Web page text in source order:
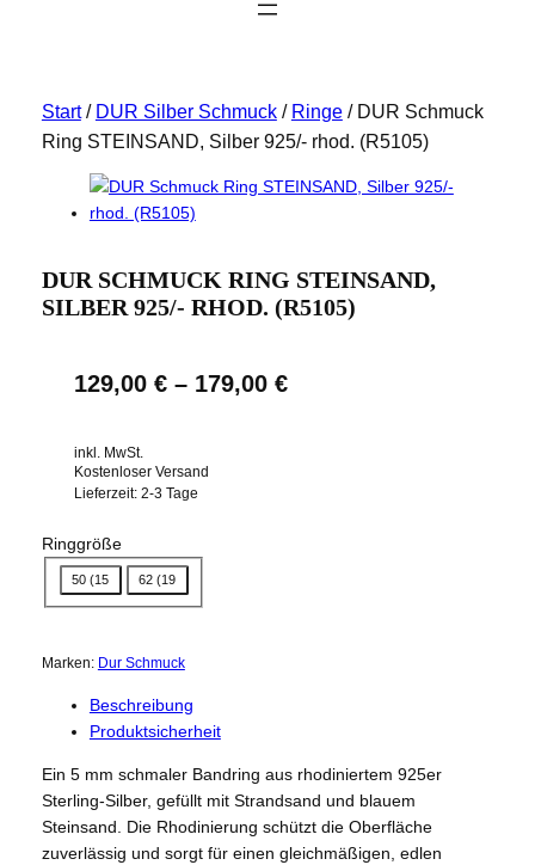
Start/ DUR Silber Schmuck/ Ringe/ DUR Schmuck
Ring STEINSAND, Silber 925/- rhod. (R5105)
DUR SCHMUCK RING STEINSAND,
SILBER 925/- RHOD. (R5105)
129,00 €– 179,00 €
inkl. MwSt.
Kostenloser Versand
Lieferzeit: 2-3 Tage
Ringgröße
50 (15 62 (19
Marken: Dur Schmuck
Beschreibung
Produktsicherheit
Ein 5 mm schmaler Bandring aus rhodiniertem 925er
Sterling-Silber, gefüllt mit Strandsand und blauem
Steinsand. Die Rhodinierung schützt die Oberfläche
zuverlässig und sorgt für einen gleichmäßigen, edlen